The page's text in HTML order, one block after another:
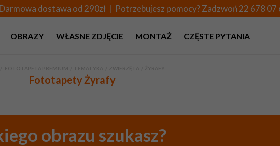
dostawa od 290zł | Potrzebujesz pomocy? Zadzwoń22 678 07
OBRAZY WŁASNE ZDJĘCIE MONTAŻ CZĘSTE PYTANIA
Fototapety Żyrafy
obrazu szukasz?